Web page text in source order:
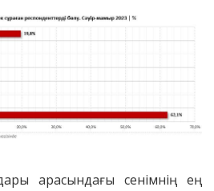
арасындағы сенімнің ең